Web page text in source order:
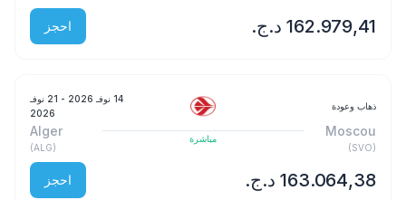
احجز
ذهاب وعودة
14 نوفـ 2026
- 21 نوفـ
2026
Moscou
(
SVO
)
مباشرة
Alger
(
ALG
)
احجز